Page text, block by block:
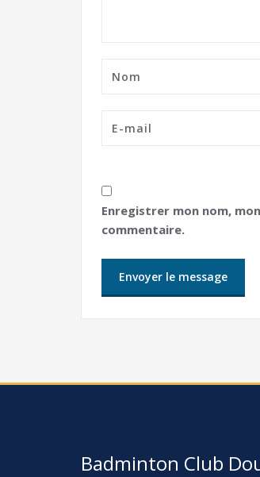
Enregistrer mon nom,
commentaire.
Badminton Club